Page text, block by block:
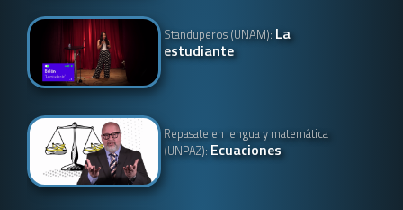
Standuperos (UNAM): La
estudiante
Repasate en lengua y matemática
(UNPAZ): Ecuaciones